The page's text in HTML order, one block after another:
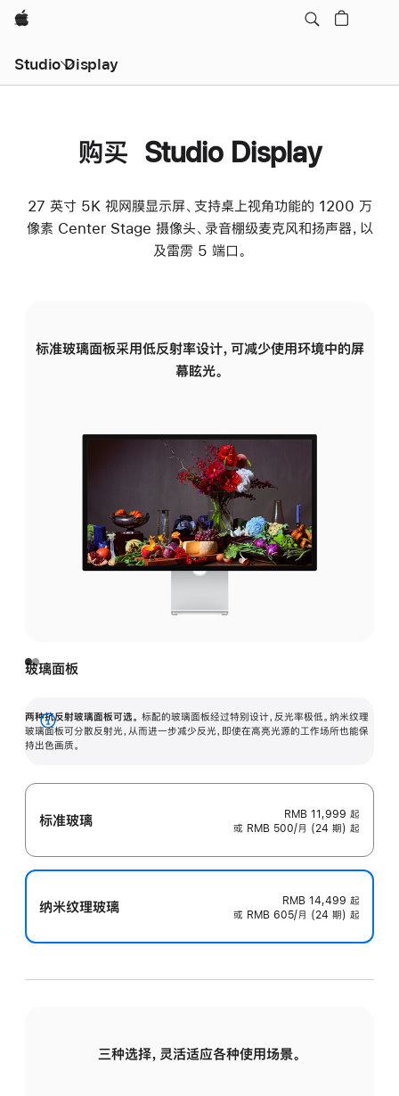
Apple
Studio Display
购买 Studio Display
27 英寸 5K 视网膜显示屏、支持桌上视角功能的 1200 万
像素 Center Stage 摄像头、录音棚级麦克风和扬声器，以
及雷雳 5 端口。
标准玻璃面板采用低反射率设计，可减少使用环境中的屏
幕眩光。
玻璃面板
两种抗反射玻璃面板可选。 标配的玻璃面板经过特别设计，反光率极低。纳米纹理
玻璃面板可分散反射光，从而进一步减少反光，即使在高亮光源的工作场所也能保
持出色画质。
展
开
标准玻璃 RMB 11,999 起
或 RMB 500/月 (24 期) 起
纳米纹理玻璃 RMB 14,499 起
或 RMB 605/月 (24 期) 起
三种选择，灵活适应各种使用场景。